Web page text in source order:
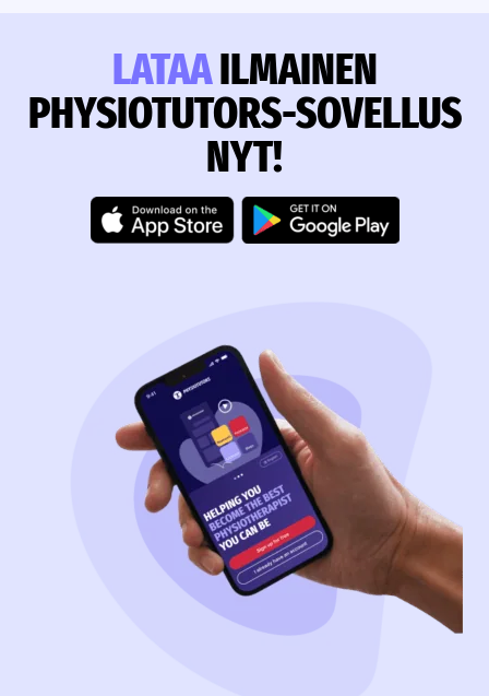
LATAAILMAINEN
PHYSIOTUTORS-SOVELLUS
NYT!